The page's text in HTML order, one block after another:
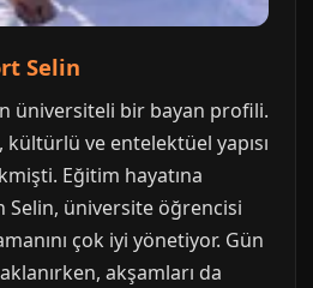
Selin
üniversiteli bir bayan profili.
kültürlü ve entelektüel yapısı
Eğitim hayatına
Selin, üniversite öğrencisi
çok iyi yönetiyor. Gün
akşamları da